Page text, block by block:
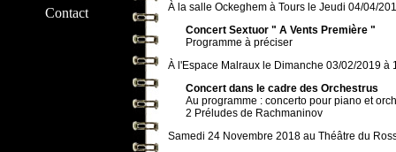
Contact
À la salle Ockeghem à Tours le Jeudi 04/04/
Concert Sextuor " A Vents Première "
Programme à préciser
À l'Espace Malraux le Dimanche 03/02/2019 à
Concert dans le cadre des Orchestrus
Au programme : concerto pour piano et
2 Préludes de Rachmaninov
Samedi 24 Novembre 2018 au Théâtre du